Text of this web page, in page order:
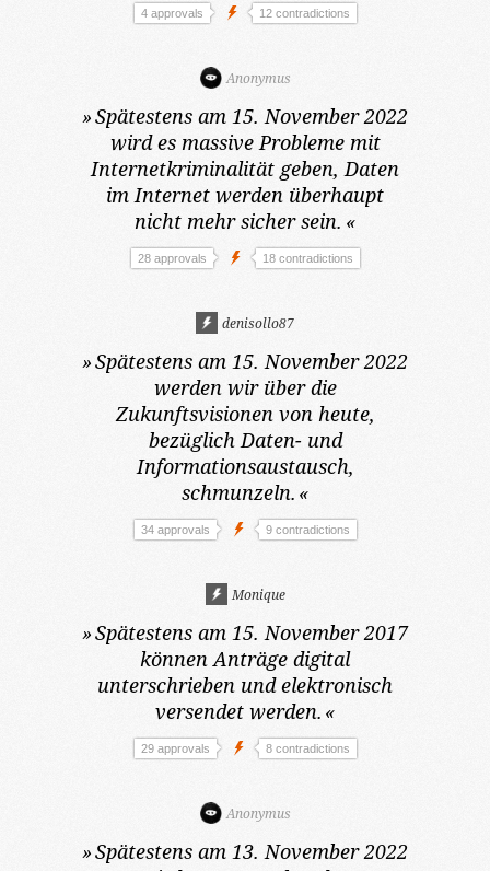
4 approvals 12 contradictions
Anonymus
»Spätestens am 15. November 2022
wird es massive Probleme mit
Internetkriminalität geben, Daten
im Internet werden überhaupt
nicht mehr sicher sein. «
28 approvals 18 contradictions
denisollo87
»Spätestens am 15. November 2022
werden wir über die
Zukunftsvisionen von heute,
bezüglich Daten- und
Informationsaustausch,
schmunzeln. «
34 approvals 9 contradictions
Monique
»Spätestens am 15. November 2017
können Anträge digital
unterschrieben und elektronisch
versendet werden. «
29 approvals 8 contradictions
Anonymus
»Spätestens am 13. November 2022